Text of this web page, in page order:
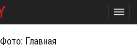
Фото: Главная